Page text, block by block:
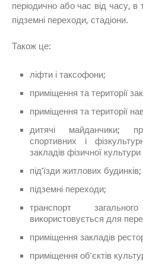
періодично або час від часу, в
підземні переходи, стадіони.
Також це:
ліфти і таксофони;
приміщення та території
приміщення та території
дитячі майданчики;
спортивних і
закладів фізичної культури
під’їзди житлових будинків;
підземні переходи;
транспорт
використовується для
приміщення закладів
приміщення об’єктів